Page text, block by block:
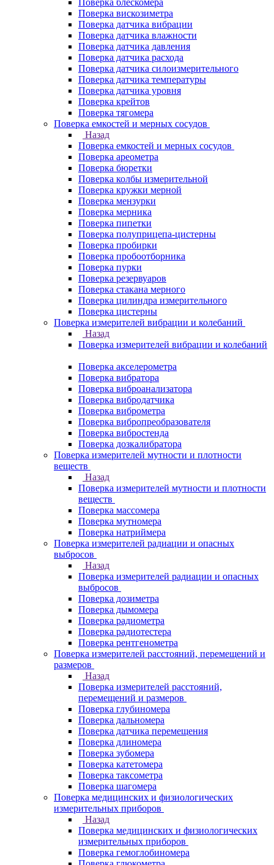
Поверка блескомера
Поверка вискозиметра
Поверка датчика вибрации
Поверка датчика влажности
Поверка датчика давления
Поверка датчика расхода
Поверка датчика силоизмерительного
Поверка датчика температуры
Поверка датчика уровня
Поверка крейтов
Поверка тягомера
Поверка емкостей и мерных сосудов
Назад
Поверка емкостей и мерных сосудов
Поверка ареометра
Поверка бюретки
Поверка колбы измерительной
Поверка кружки мерной
Поверка мензурки
Поверка мерника
Поверка пипетки
Поверка полуприцепа-цистерны
Поверка пробирки
Поверка пробоотборника
Поверка пурки
Поверка резервуаров
Поверка стакана мерного
Поверка цилиндра измерительного
Поверка цистерны
Поверка измерителей вибрации и колебаний
Назад
Поверка измерителей вибрации и колебаний
Поверка акселерометра
Поверка вибратора
Поверка виброанализатора
Поверка вибродатчика
Поверка виброметра
Поверка вибропреобразователя
Поверка вибростенда
Поверка дозкалибратора
Поверка измерителей мутности и плотности
веществ
Назад
Поверка измерителей мутности и плотности
веществ
Поверка массомера
Поверка мутномера
Поверка натриймера
Поверка измерителей радиации и опасных
выбросов
Назад
Поверка измерителей радиации и опасных
выбросов
Поверка дозиметра
Поверка дымомера
Поверка радиометра
Поверка радиотестера
Поверка рентгенометра
Поверка измерителей расстояний, перемещений и
размеров
Назад
Поверка измерителей расстояний,
перемещений и размеров
Поверка глубиномера
Поверка дальномера
Поверка датчика перемещения
Поверка длиномера
Поверка зубомера
Поверка катетомера
Поверка таксометра
Поверка шагомера
Поверка медицинских и физиологических
измерительных приборов
Назад
Поверка медицинских и физиологических
измерительных приборов
Поверка гемоглобиномера